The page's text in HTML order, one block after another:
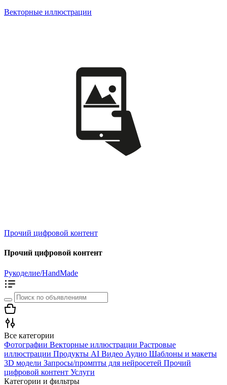
Векторные иллюстрации
Прочий цифровой контент
Прочий цифровой контент
Рукоделие/HandMade
Все категории
Фотографии Векторные иллюстрации Растровые
иллюстрации Продукты AI Видео Аудио Шаблоны и макеты
3D модели Запросы/промпты для нейросетей Прочий
цифровой контент Услуги
Категории и фильтры